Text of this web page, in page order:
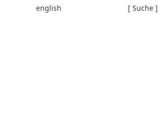
english [ Suche ]